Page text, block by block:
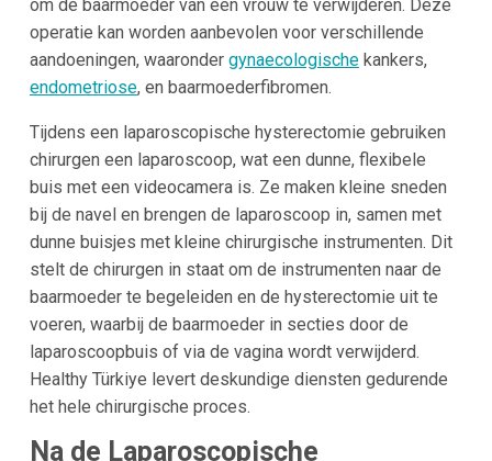
om de baarmoeder van een vrouw te verwijderen. Deze
operatie kan worden aanbevolen voor verschillende
aandoeningen, waaronder gynaecologischekankers,
endometriose, en baarmoederfibromen.
Tijdens een laparoscopische hysterectomie gebruiken
chirurgen een laparoscoop, wat een dunne, flexibele
buis met een videocamera is. Ze maken kleine sneden
bij de navel en brengen de laparoscoop in, samen met
dunne buisjes met kleine chirurgische instrumenten. Dit
stelt de chirurgen in staat om de instrumenten naar de
baarmoeder te begeleiden en de hysterectomie uit te
voeren, waarbij de baarmoeder in secties door de
laparoscoopbuis of via de vagina wordt verwijderd.
Healthy Türkiye levert deskundige diensten gedurende
het hele chirurgische proces.
Na de Laparoscopische